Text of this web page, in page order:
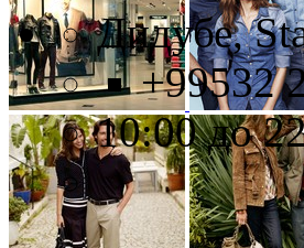
Дидубе,
+99532
10:00 до